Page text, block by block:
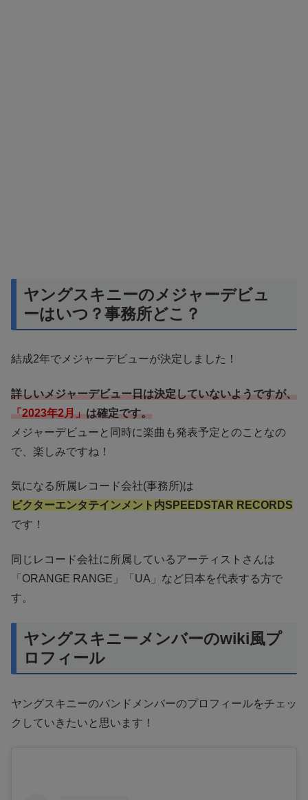
ヤングスキニーのメジャーデビュ
ーはいつ？事務所どこ？
結成2年でメジャーデビューが決定しました！
詳しいメジャーデビュー日は決定していないようですが、
「2023年2月」 は確定です。
メジャーデビューと同時に楽曲も発表予定とのことなの
で、楽しみですね！
気になる所属レコード会社(事務所)は
ビクターエンタテインメント内SPEEDSTAR RECORDS
です！
同じレコード会社に所属しているアーティストさんは
「ORANGE RANGE」「UA」など日本を代表する方で
す。
ヤングスキニーメンバーのwiki風プ
ロフィール
ヤングスキニーのバンドメンバーのプロフィールをチェッ
クしていきたいと思います！